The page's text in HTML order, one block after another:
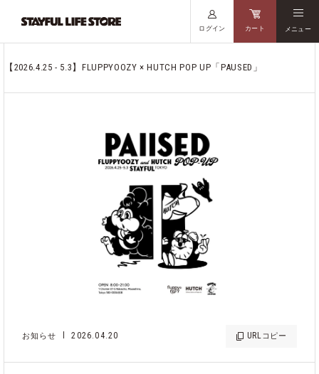
ログイン カート メニュー
【2026.4.25 - 5.3】FLUPPYOOZY × HUTCH POP UP「PAUSED」
お知らせ 2026.04.20 URL コピー